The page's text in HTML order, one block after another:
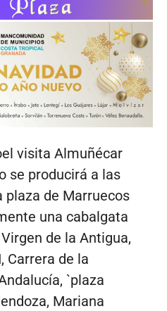
visita Almuñécar
se producirá a las
plaza de Marruecos
una cabalgata
de la Antigua,
Carrera de la
`plaza
Mariana